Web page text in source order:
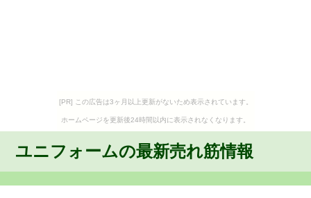
[PR] この広告は3ヶ月以上更新がないため表示されています。
ホームページを更新後24時間以内に表示されなくなります。
ユニフォームの最新売れ筋情報